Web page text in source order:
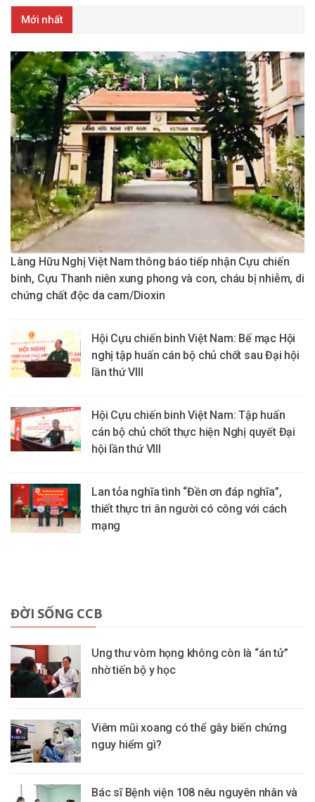
Mới nhất
Làng Hữu Nghị Việt Nam thông báo tiếp nhận Cựu chiến
binh, Cựu Thanh niên xung phong và con, cháu bị nhiễm, di
chứng chất độc da cam/Dioxin
Hội Cựu chiến binh Việt Nam: Bế mạc Hội
nghị tập huấn cán bộ chủ chốt sau Đại hội
lần thứ VIII
Hội Cựu chiến binh Việt Nam: Tập huấn
cán bộ chủ chốt thực hiện Nghị quyết Đại
hội lần thứ VIII
Lan tỏa nghĩa tình “Đền ơn đáp nghĩa”,
thiết thực tri ân người có công với cách
mạng
ĐỜI SỐNG CCB
Ung thư vòm họng không còn là “án tử”
nhờ tiến bộ y học
Viêm mũi xoang có thể gây biến chứng
nguy hiểm gì?
Bác sĩ Bệnh viện 108 nêu nguyên nhân và